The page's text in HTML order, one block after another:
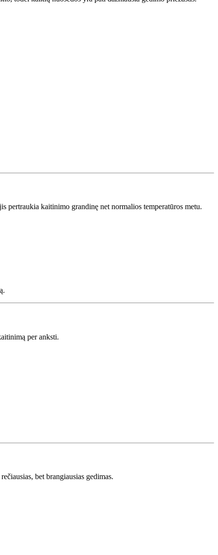
pertraukia kaitinimo grandinę net normalios temperatūros metu.
per anksti.
bet brangiausias gedimas.